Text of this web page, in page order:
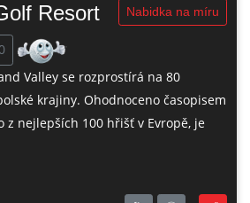
Resort Nabidka na míru
Valley se rozprostírá na 80
krajiny. Ohodnoceno časopisem
z nejlepších 100 hřišť v Evropě, je